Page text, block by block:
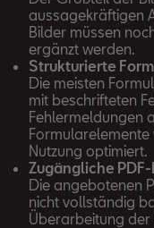
aussagekräftigen
Bilder müssen
ergänzt werden.
Strukturierte
Die meisten
mit beschrifteten
Fehlermeldungen
Nutzung optimiert.
Zugängliche
Die angebotenen
nicht vollständig
Überarbeitung der